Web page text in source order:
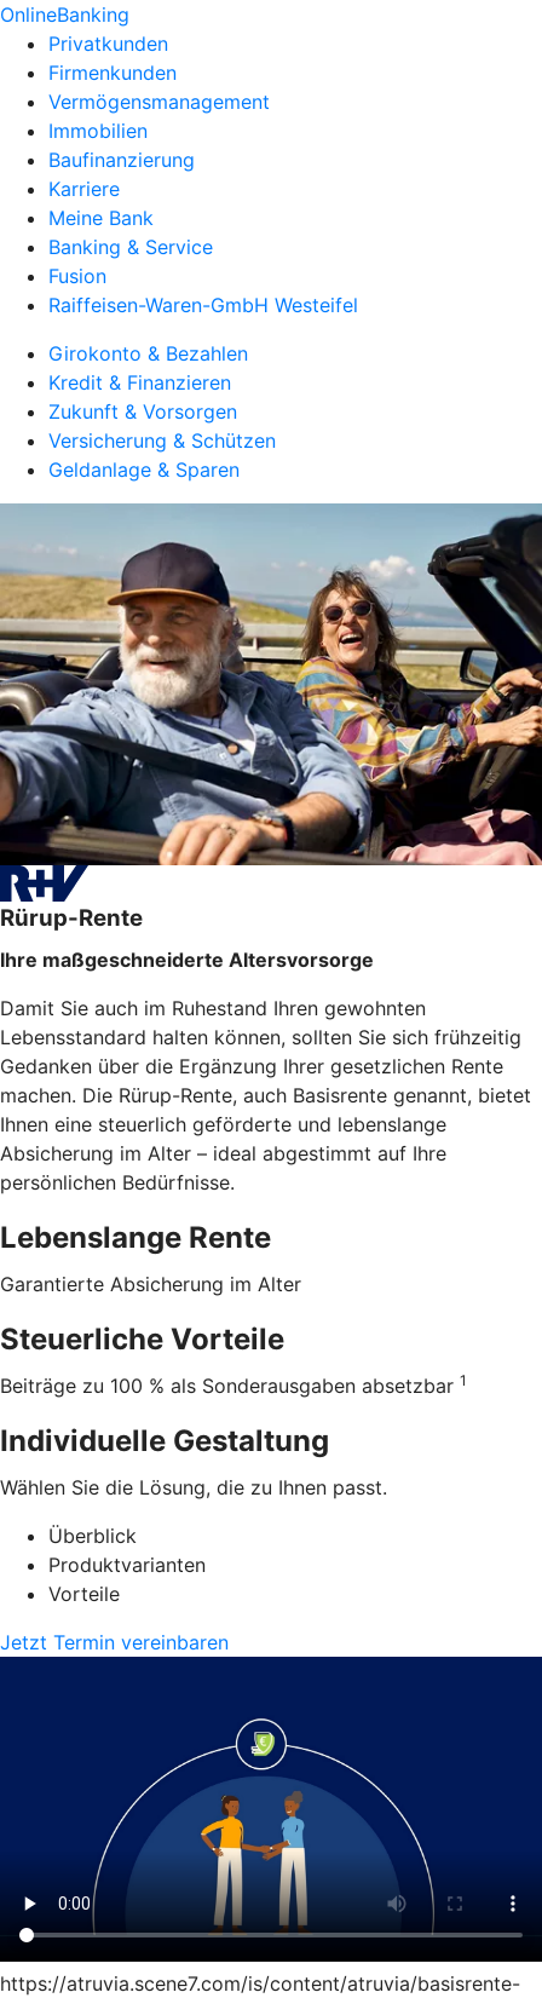
OnlineBanking
Privatkunden
Firmenkunden
Vermögensmanagement
Immobilien
Baufinanzierung
Karriere
Meine Bank
Banking & Service
Fusion
Raiffeisen-Waren-GmbH Westeifel
Girokonto & Bezahlen
Kredit & Finanzieren
Zukunft & Vorsorgen
Versicherung & Schützen
Geldanlage & Sparen
Rürup-Rente
Ihre maßgeschneiderte Altersvorsorge
Damit Sie auch im Ruhestand Ihren gewohnten
Lebensstandard halten können, sollten Sie sich frühzeitig
Gedanken über die Ergänzung Ihrer gesetzlichen Rente
machen. Die Rürup-Rente, auch Basisrente genannt, bietet
Ihnen eine steuerlich geförderte und lebenslange
Absicherung im Alter – ideal abgestimmt auf Ihre
persönlichen Bedürfnisse.
Lebenslange Rente
Garantierte Absicherung im Alter
Steuerliche Vorteile
Beiträge zu 100 % als Sonderausgaben absetzbar 1
Individuelle Gestaltung
Wählen Sie die Lösung, die zu Ihnen passt.
Überblick
Produktvarianten
Vorteile
Jetzt Termin vereinbaren
https://atruvia.scene7.com/is/content/atruvia/basisrente-